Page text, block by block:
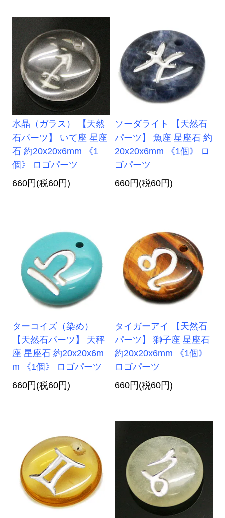
水晶（ガラス） 【天然
石パーツ】 いて座 星座
石 約20x20x6mm 《1
個》 ロゴパーツ
660円(税60円)
ソーダライト 【天然石
パーツ】 魚座 星座石 約
20x20x6mm 《1個》 ロ
ゴパーツ
660円(税60円)
ターコイズ（染め）
【天然石パーツ】 天秤
座 星座石 約20x20x6m
m 《1個》 ロゴパーツ
660円(税60円)
タイガーアイ 【天然石
パーツ】 獅子座 星座石
約20x20x6mm 《1個》
ロゴパーツ
660円(税60円)